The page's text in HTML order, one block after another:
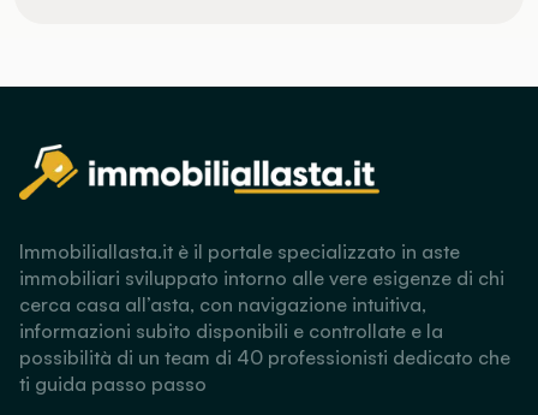
Immobiliallasta.it è il portale specializzato in aste
immobiliari sviluppato intorno alle vere esigenze di chi
cerca casa all’asta, con navigazione intuitiva,
informazioni subito disponibili e controllate e la
possibilità di un team di 40 professionisti dedicato che
ti guida passo passo